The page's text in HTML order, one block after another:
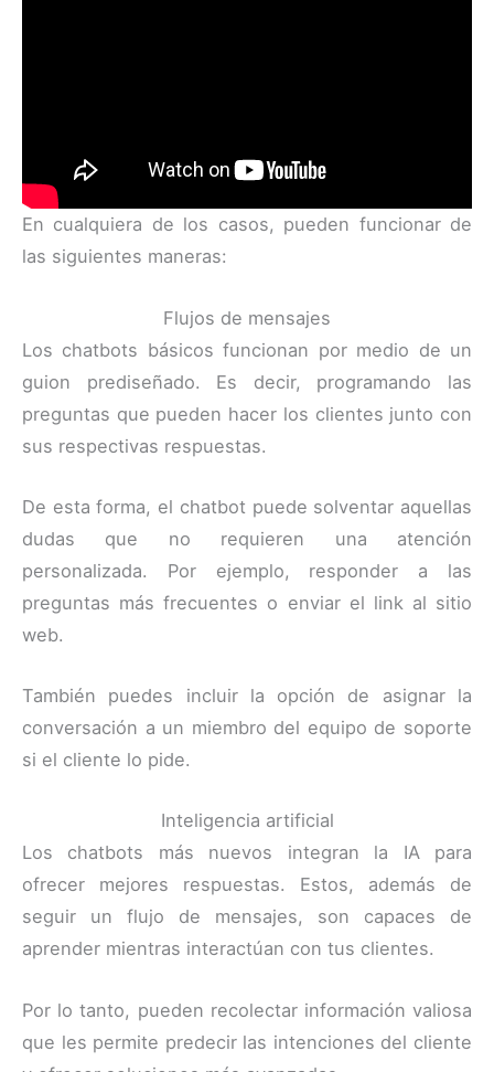
En cualquiera de los casos, pueden funcionar de
las siguientes maneras:
Flujos de mensajes
Los chatbots básicos funcionan por medio de un
guion prediseñado. Es decir, programando las
preguntas que pueden hacer los clientes junto con
sus respectivas respuestas.
De esta forma, el chatbot puede solventar aquellas
dudas que no requieren una atención
personalizada. Por ejemplo, responder a las
preguntas más frecuentes o enviar el link al sitio
web.
También puedes incluir la opción de asignar la
conversación a un miembro del equipo de soporte
si el cliente lo pide.
Inteligencia artificial
Los chatbots más nuevos integran la IA para
ofrecer mejores respuestas. Estos, además de
seguir un flujo de mensajes, son capaces de
aprender mientras interactúan con tus clientes.
Por lo tanto, pueden recolectar información valiosa
que les permite predecir las intenciones del cliente